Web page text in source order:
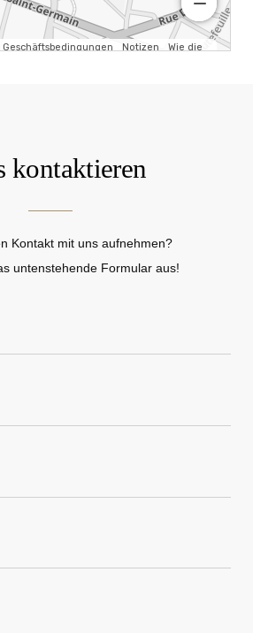
kontaktieren
Kontakt mit uns aufnehmen?
untenstehende Formular aus!